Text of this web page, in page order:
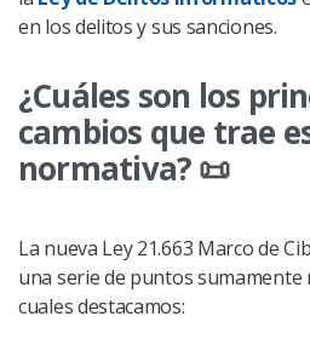
en los delitos y sus sanciones.
¿Cuáles son los
cambios que trae
normativa? 📜
La nueva Ley 21.663 Marco de
una serie de puntos
cuales destacamos: